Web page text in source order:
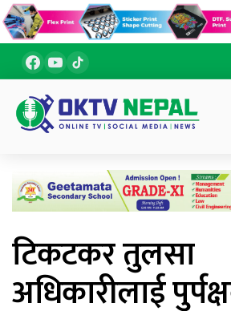
टिकटकर तुलसा
अधिकारीलाई